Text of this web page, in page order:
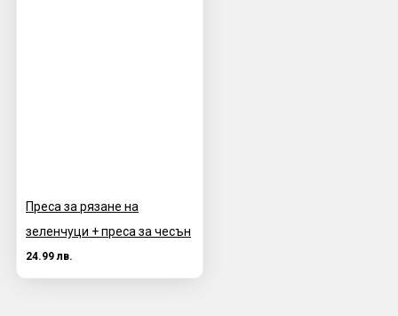
Преса за рязане на
зеленчуци + преса за чесън
24.99 лв.